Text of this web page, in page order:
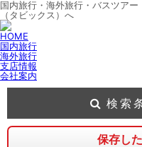
国内旅行・海外旅行・バスツア
（タビックス）へ
HOME
国内旅行
海外旅行
支店情報
会社案内
保存し
検索